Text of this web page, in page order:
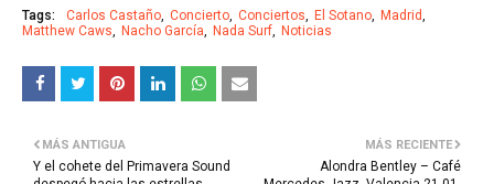
Tags: Carlos Castaño Concierto Conciertos El Sotano
Madrid
Matthew Caws
Nacho García Nada Surf Noticias
MÁS RECIENTE
Alondra Bentley – Café
MÁS ANTIGUA
Y el cohete del Primavera Sound